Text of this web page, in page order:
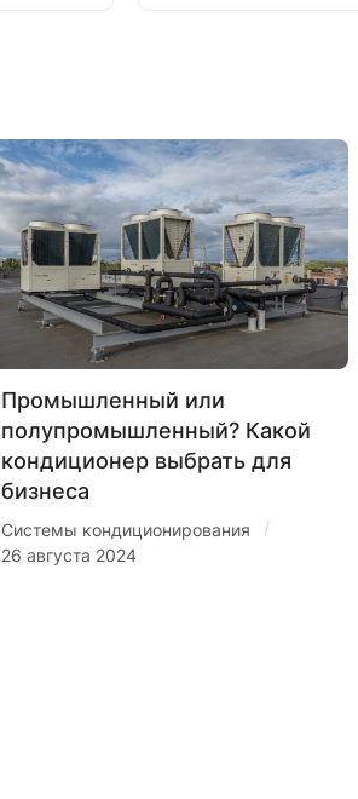
Промышленный или
полупромышленный? Какой
кондиционер выбрать для
бизнеса
Системы кондиционирования /
26 августа 2024